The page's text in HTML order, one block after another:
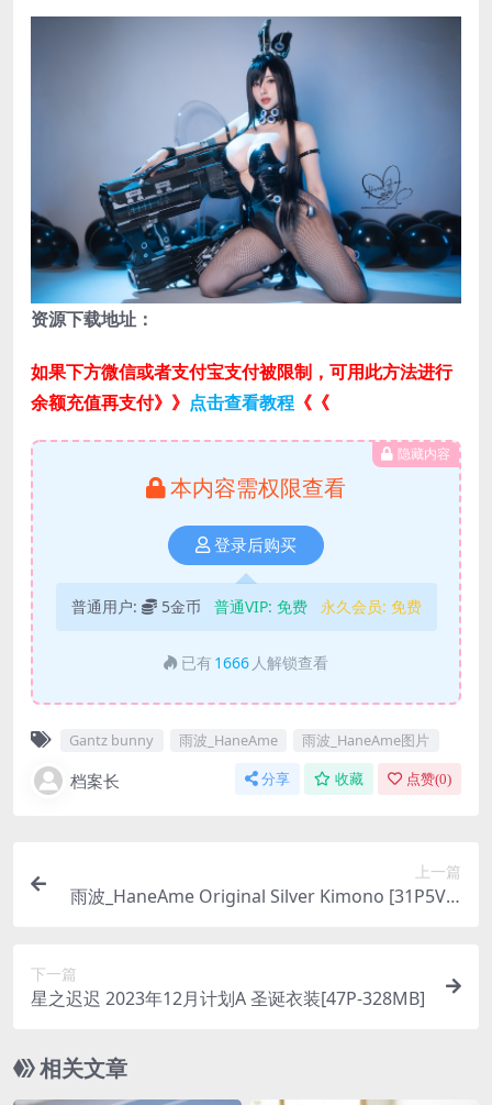
资源下载地址：
如果下方微信或者支付宝支付被限制，可用此方法进行
余额充值再支付》》 点击查看教程 《《
隐藏内容
本内容需权限查看
登录后购买
普通用户: 5金币 普通VIP: 免费 永久会员: 免费
已有 1666 人解锁查看
Gantz bunny 雨波_HaneAme 雨波_HaneAme图片
档案长 分享 收藏 点赞(0)
上一篇
雨波_HaneAme Original Silver Kimono [31P5V-1
下一篇
星之迟迟 2023年12月计划A 圣诞衣装[47P-328MB]
相关文章